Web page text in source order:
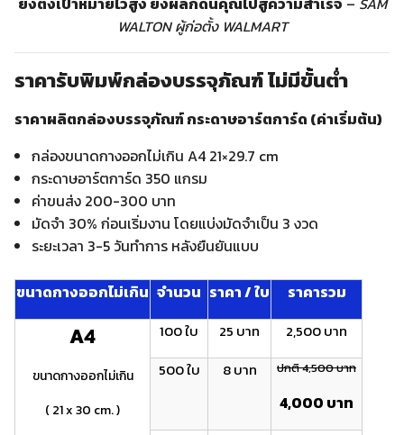
WALTON ผู้ก่อตั้ง WALMART
ราคารับพิมพ์กล่องบรรจุภัณฑ์ ไม่มีขั้นต่ำ
ราคาผลิตกล่องบรรจุภัณฑ์ กระดาษอาร์ตการ์ด (ค่าเริ่มต้น)
กล่องขนาดกางออกไม่เกิน A4 21×29.7 cm
กระดาษอาร์ตการ์ด 350 แกรม
ค่าขนส่ง 200-300 บาท
มัดจำ 30% ก่อนเริ่มงาน โดยแบ่งมัดจำเป็น 3 งวด
ระยะเวลา 3-5 วันทำการ หลังยืนยันแบบ
ขนาดกางออกไม่เกิน จำนวน ราคา / ใบ ราคารวม
A4
ขนาดกางออกไม่เกิน
( 21 x 30 cm. )
100 ใบ 25 บาท
2,500 บาท
500 ใบ
8 บาท ปกติ 4,500 บาท
4,000 บาท